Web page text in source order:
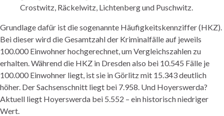
Crostwitz, Räckelwitz, Lichtenberg und Puschwitz.
Grundlage dafür ist die sogenannte Häufigkeitskennziffer (HKZ).
Bei dieser wird die Gesamtzahl der Kriminalfälle auf jeweils
100.000 Einwohner hochgerechnet, um Vergleichszahlen zu
erhalten. Während die HKZ in Dresden also bei 10.545 Fälle je
100.000 Einwohner liegt, ist sie in Görlitz mit 15.343 deutlich
höher. Der Sachsenschnitt liegt bei 7.958. Und Hoyerswerda?
Aktuell liegt Hoyerswerda bei 5.552 – ein historisch niedriger
Wert.